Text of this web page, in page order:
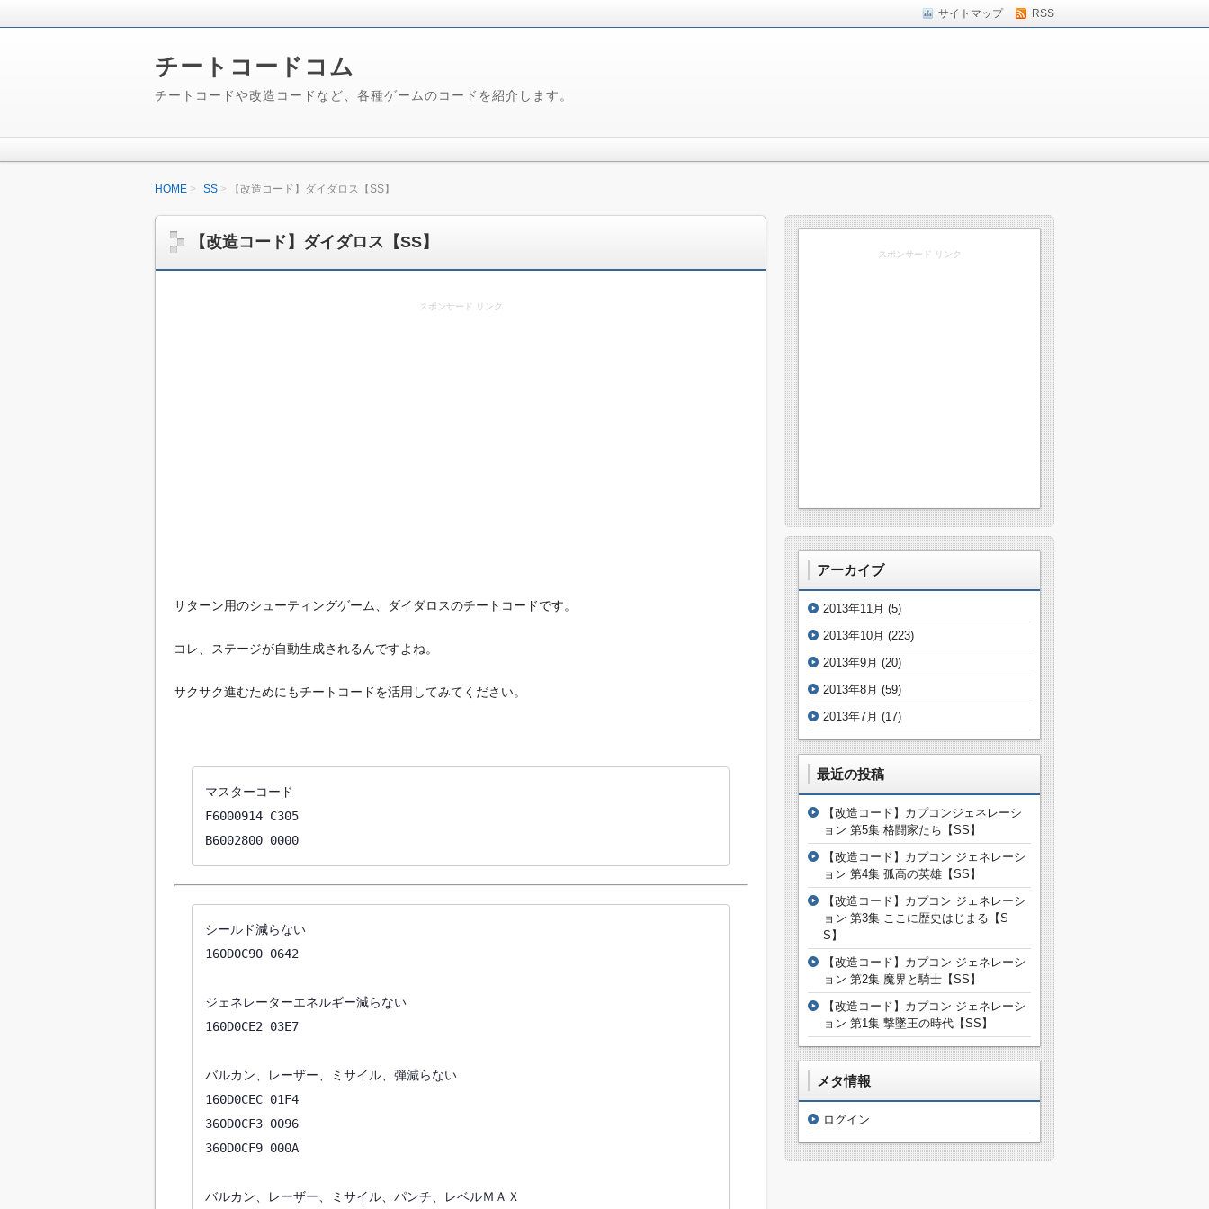
サイトマップ RSS
チートコードコム
チートコードや改造コードなど、各種ゲームのコードを紹介します。
HOME SS 【改造コード】ダイダロス【SS】
【改造コード】ダイダロス【SS】
スポンサード リンク
サターン用のシューティングゲーム、ダイダロスのチートコードです。
コレ、ステージが自動生成されるんですよね。
サクサク進むためにもチートコードを活用してみてください。
マスターコード
F6000914 C305
B6002800 0000
シールド減らない
160D0C90 0642
ジェネレーターエネルギー減らない
160D0CE2 03E7
バルカン、レーザー、ミサイル、弾減らない
160D0CEC 01F4
360D0CF3 0096
360D0CF9 000A
バルカン、レーザー、ミサイル、パンチ、レベルＭＡＸ
スポンサード リンク
アーカイブ
2013年11月 (5)
2013年10月 (223)
2013年9月 (20)
2013年8月 (59)
2013年7月 (17)
最近の投稿
【改造コード】カプコンジェネレーシ
ョン 第5集 格闘家たち【SS】
【改造コード】カプコン ジェネレーシ
ョン 第4集 孤高の英雄【SS】
【改造コード】カプコン ジェネレーシ
ョン 第3集 ここに歴史はじまる【S
S】
【改造コード】カプコン ジェネレーシ
ョン 第2集 魔界と騎士【SS】
【改造コード】カプコン ジェネレーシ
ョン 第1集 撃墜王の時代【SS】
メタ情報
ログイン